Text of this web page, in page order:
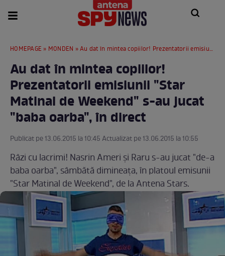
HOMEPAGE » MONDEN » Au dat în mintea copiilor! Prezentatorii emisiunii "Star Matinal de Weekend" s-au jucat "baba oarba", în direct
Au dat în mintea copiilor!
Prezentatorii emisiunii "Star
Matinal de Weekend" s-au jucat
"baba oarba", în direct
Publicat pe 13.06.2015 la 10:45 Actualizat pe 13.06.2015 la 10:55
Râzi cu lacrimi! Nasrin Ameri şi Raru s-au jucat "de-a
baba oarba", sâmbătă dimineaţa, în platoul emisunii
"Star Matinal de Weekend", de la Antena Stars.